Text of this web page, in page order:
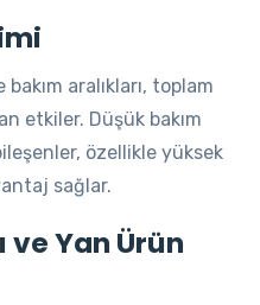
aralıkları, toplam
etkiler. Düşük bakım
özellikle yüksek
sağlar.
ve Yan Ürün